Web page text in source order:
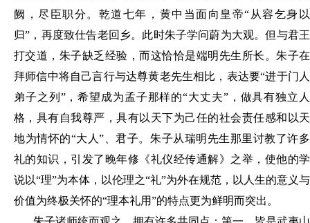
阙，尽臣职分。乾道七年，黄中当面向皇帝“从容乞身以
归”，再度致仕告老回乡。此时朱子学问蔚为大观。但与君王
打交道，朱子缺乏经验，而这恰恰是端明先生所长。朱子在
拜师信中将自己言行与达尊黄老先生相比，表达要“进于门人
弟子之列”，希望成为孟子那样的“大丈夫”，做具有独立人
格，具有自我尊严，具有以天下为己任的社会责任感和以天
地为情怀的“大人”、君子。 朱子从瑞明先生那里讨教了许多
礼的知识 ， 引发了晚年修《礼仪经传通解》之举 ， 使他的学
说以“理”为本体 ， 以伦理之“礼”为外在规范 ， 以人生的意义与
价值为终极关怀的“理本礼用”的特点更为鲜明而突出 。